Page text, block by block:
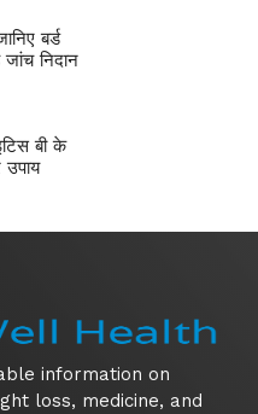
बर्ड
निदान
बी के
information on
loss, medicine, and